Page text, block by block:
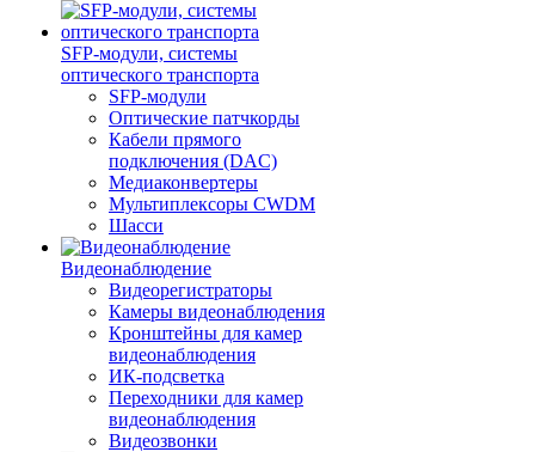
SFP-модули, системы
оптического транспорта
SFP-модули
Оптические патчкорды
Кабели прямого
подключения (DAC)
Медиаконвертеры
Мультиплексоры CWDM
Шасси
Видеонаблюдение
Видеорегистраторы
Камеры видеонаблюдения
Кронштейны для камер
видеонаблюдения
ИК-подсветка
Переходники для камер
видеонаблюдения
Видеозвонки